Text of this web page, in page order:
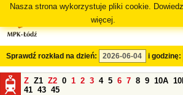
Nasza strona wykorzystuje pliki cookie.
więcej.
Sprawdź rozkład na dzień: i godzinę:
Z Z1 Z2 0 1 2 3 4 5 6 7 8 9 10A
41 43 45